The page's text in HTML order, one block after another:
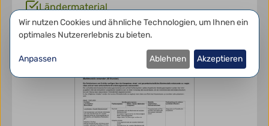
Ländermaterial
Datenschutzeinstellungen
Wir nutzen Cookies und ähnliche Technologien, um Ihnen ein
optimales Nutzererlebnis zu bieten.
Anpassen Ablehnen Akzeptieren